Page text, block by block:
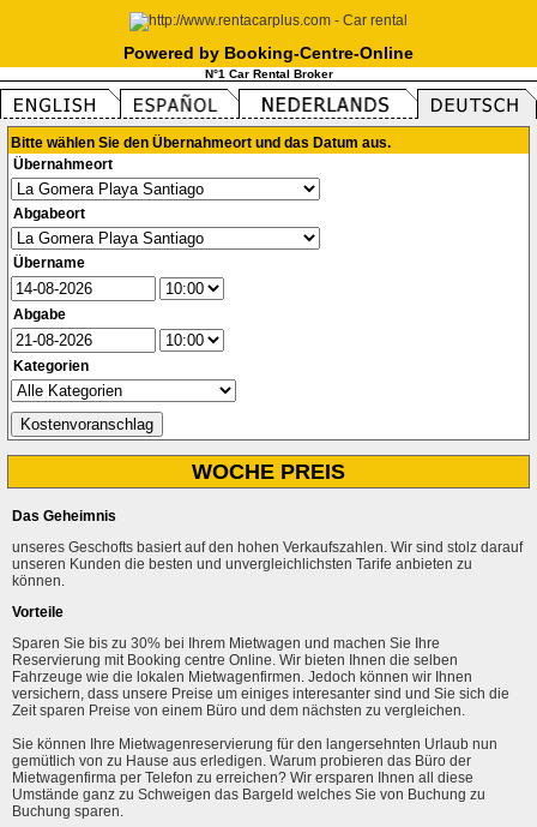
Powered by Booking-Centre-Online
N°1 Car Rental Broker
Bitte wählen Sie den Übernahmeort und das Datum aus.
Übernahmeort
Abgabeort
Übername
Abgabe
Kategorien
WOCHE PREIS
Das Geheimnis
unseres Geschofts basiert auf den hohen Verkaufszahlen. Wir sind stolz darauf
unseren Kunden die besten und unvergleichlichsten Tarife anbieten zu
können.
Vorteile
Sparen Sie bis zu 30% bei Ihrem Mietwagen und machen Sie Ihre
Reservierung mit Booking centre Online. Wir bieten Ihnen die selben
Fahrzeuge wie die lokalen Mietwagenfirmen. Jedoch können wir Ihnen
versichern, dass unsere Preise um einiges interesanter sind und Sie sich die
Zeit sparen Preise von einem Büro und dem nächsten zu vergleichen.
Sie können Ihre Mietwagenreservierung für den langersehnten Urlaub nun
gemütlich von zu Hause aus erledigen. Warum probieren das Büro der
Mietwagenfirma per Telefon zu erreichen? Wir ersparen Ihnen all diese
Umstände ganz zu Schweigen das Bargeld welches Sie von Buchung zu
Buchung sparen.